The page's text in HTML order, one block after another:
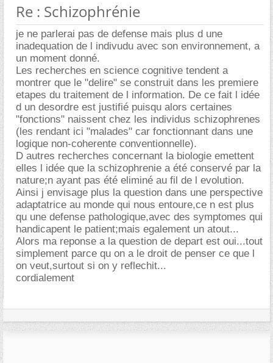
Re : Schizophrénie
je ne parlerai pas de defense mais plus d une
inadequation de l indivudu avec son environnement, a
un moment donné.
Les recherches en science cognitive tendent a
montrer que le "delire" se construit dans les premiere
etapes du traitement de l information. De ce fait l idée
d un desordre est justifié puisqu alors certaines
"fonctions" naissent chez les individus schizophrenes
(les rendant ici "malades" car fonctionnant dans une
logique non-coherente conventionnelle).
D autres recherches concernant la biologie emettent
elles l idée que la schizophrenie a été conservé par la
nature;n ayant pas été eliminé au fil de l evolution.
Ainsi j envisage plus la question dans une perspective
adaptatrice au monde qui nous entoure,ce n est plus
qu une defense pathologique,avec des symptomes qui
handicapent le patient;mais egalement un atout...
Alors ma reponse a la question de depart est oui...tout
simplement parce qu on a le droit de penser ce que l
on veut,surtout si on y reflechit...
cordialement